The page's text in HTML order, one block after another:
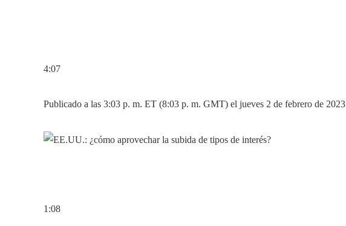
4:07
Publicado a las 3:03 p. m. ET (8:03 p. m. GMT) el jueves 2 de febrero de 2023
1:08